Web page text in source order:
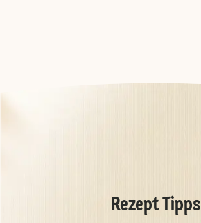
Rezept Tipps